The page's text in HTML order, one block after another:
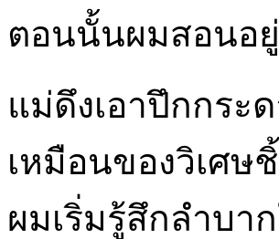
ตอนนั้นผมสอนอ
แม่ดึงเอาปึกกระ
เหมือนของวิเศ
ผมเริ่มรู้สึกลำบา